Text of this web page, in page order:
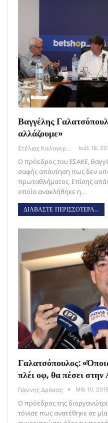
Βαγγέλης
αλλάζουμε»
Στέλιος Καλογεράς Ιούλ 18,
Ο πρόεδρος του ΕΣΑΚΕ,
σαφής απάντηση πως δεν
πρωταθλήματος. Επίσης
οποίο ανακλήθηκε η…
ΔΙΑΒΑΣΤΕ ΠΕΡΙΣΣΟΤΕΡΑ...
Γαλατσόπουλος:
πλέι οφ, θα πέσει
Γιάννης Δρόσος Μάι 10, 2019
Ο πρόεδρος της
τόνισε πως ανατέθηκε σε